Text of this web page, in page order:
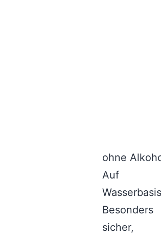
ohne
Auf
Besonders
sicher,